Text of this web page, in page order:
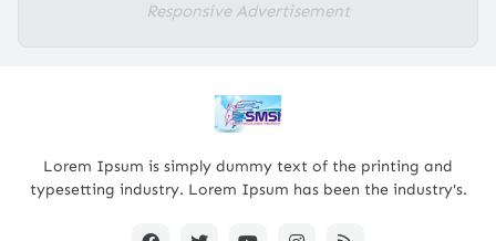
Responsive Advertisement
Lorem Ipsum is simply dummy text of the printing and
typesetting industry. Lorem Ipsum has been the industry's.